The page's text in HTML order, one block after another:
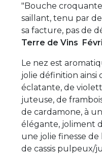
"Bouche
saillant, tenu par
sa facture, pas de
Terre de Vins
Le nez est
jolie définition ainsi
éclatante, de
juteuse, de
de cardamone, à
élégante, joliment
une jolie finesse
de cassis pulpeux/